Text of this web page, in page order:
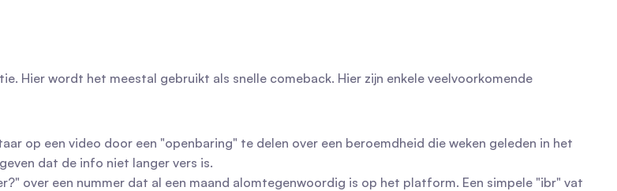
Hier wordt het meestal gebruikt als snelle comeback. Hier zijn enkele veelvoorkomende
op een video door een "openbaring" te delen over een beroemdheid die weken geleden in het
dat de info niet langer vers is.
over een nummer dat al een maand alomtegenwoordig is op het platform. Een simpele "ibr" vat